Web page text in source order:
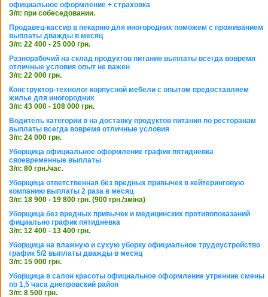
официальное оформление + страховка
З/п: при собеседовании.
Продавец-кассир в пекарню для иногородних поможем с проживанием
выплаты дважды в месяц
З/п: 22 400 - 25 000 грн.
Разнорабочий на склад продуктов питания выплаты всегда вовремя
отличные условия опыт не важен
З/п: 22 000 грн.
Конструктор-технолог корпусной мебели с опытом предоставляем
жилье для иногородних
З/п: 43 000 - 108 000 грн.
Водитель категории в на доставку продуктов питания по ресторанам
выплаты всегда вовремя отличные условия
З/п: 24 000 грн.
Уборщица официальное оформление график пятидневка
своевременные выплаты
З/п: 80 грн./час.
Уборщица ответственная без вредных привычек в кейтеринговую
компанию выплаты 2 раза в месяц
З/п: 18 900 - 19 800 грн. (900 грн./зміна)
Уборщица без вредных привычек и медицинских противопоказаний
фициально график пятидневка
З/п: 12 400 - 13 400 грн.
Уборщица на влажную и сухую уборку официальное трудоустройство
график 5/2 выплаты дважды в месяц
З/п: 15 000 грн.
Уборщица в салон красоты официальное оформление утренние смены
по 1,5 часа днепровский район
З/п: 8 500 грн.